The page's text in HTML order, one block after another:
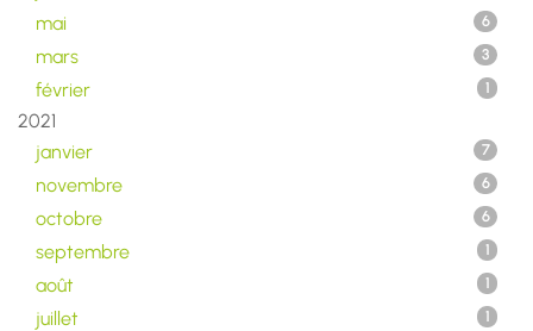
mai
6
mars 3
février 1
2021
janvier
7
novembre 6
octobre 6
septembre 1
août 1
juillet 1